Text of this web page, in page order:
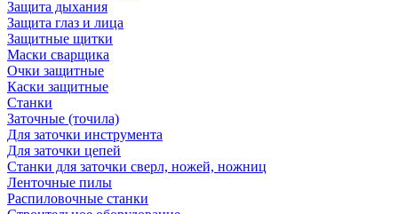
Защита дыхания
Защита глаз и лица
Защитные щитки
Маски сварщика
Очки защитные
Каски защитные
Станки
Заточные (точила)
Для заточки инструмента
Для заточки цепей
Станки для заточки сверл, ножей, ножниц
Ленточные пилы
Распиловочные станки